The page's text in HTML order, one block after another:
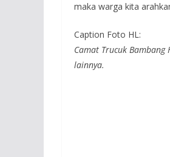
maka warga kita
Caption Foto HL:
Camat Trucuk
lainnya.